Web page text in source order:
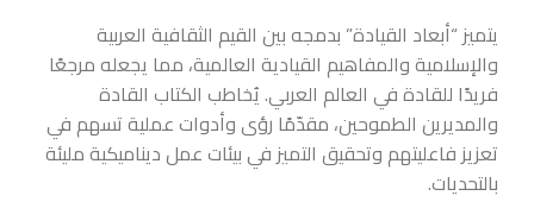
يتميز “أبعاد القيادة” بدمجه بين القيم الثقافية العربية
والإسلامية والمفاهيم القيادية العالمية، مما يجعله مرجعًا
فريدًا للقادة في العالم العربي. يُخاطب الكتاب القادة
والمديرين الطموحين، مقدّمًا رؤى وأدوات عملية تسهم في
تعزيز فاعليتهم وتحقيق التميز في بيئات عمل ديناميكية مليئة
بالتحديات.